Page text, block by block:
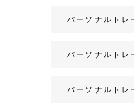
パーソナルト
パーソナルト
パーソナルト